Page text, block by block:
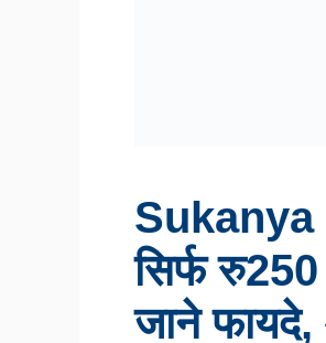
सिर्फ
जाने